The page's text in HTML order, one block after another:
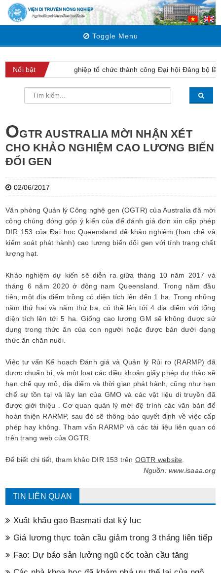
Toggle Menu
Nổi bật
Di truyền Nông nghiệp tổ chức thành công Đại hội Đảng bộ lần
OGTR AUSTRALIA MỜI NHẬN XÉT
CHO KHẢO NGHIỆM CAO LƯƠNG BIẾN
ĐỔI GEN
02/06/2017
Văn phòng Quản lý Công nghệ gen (OGTR) của Australia đã mời
công chúng đóng góp ý kiến của để đánh giá đơn xin cấp phép
DIR 153 của Đại học Queensland để khảo nghiệm (hạn chế và
kiểm soát phát hành) cao lương biến đổi gen với tính trạng chất
lượng hạt.
Khảo nghiệm dự kiến sẽ diễn ra giữa tháng 10 năm 2017 và
tháng 6 năm 2020 ở đông nam Queensland. Trong năm đầu
tiên, một địa điểm trồng có diện tích lên đến 1 ha. Trong những
năm thứ hai và năm thứ ba, có thể lên tới 4 địa điểm với tổng
diện tích lên tới 5 ha. Giống cao lương GM sẽ không được sử
dụng trong thức ăn của con người hoặc được bán dưới dạng
thức ăn chăn nuôi.
Việc tư vấn Kế hoạch Đánh giá và Quản lý Rủi ro (RARMP) đã
được chuẩn bị, và một loạt các điều khoản giấy phép dự thảo sẽ
hạn chế quy mô, địa điểm và thời gian phát hành, cũng như hạn
chế sự tồn tại và lây lan của GMO và các vật liệu di truyền đã
được giới thiệu . Cơ quan quản lý mời đệ trình các văn bản để
hoàn thiện RARMP, sau đó sẽ thông báo quyết định về việc cấp
phép hay không. Tham vấn RARMP và các tài liệu liên quan có
trên trang web của OGTR.
Để biết chi tiết, tham khảo DIR 153 trên OGTR website
Nguồn: www.isaaa.org
TIN LIÊN QUAN
Xuất khẩu gạo Basmati đạt kỷ lục
Giá lương thực toàn cầu giảm trong 3 tháng liên tiếp
Fao: Dự báo sản lưởng ngũ cốc toàn cầu tăng